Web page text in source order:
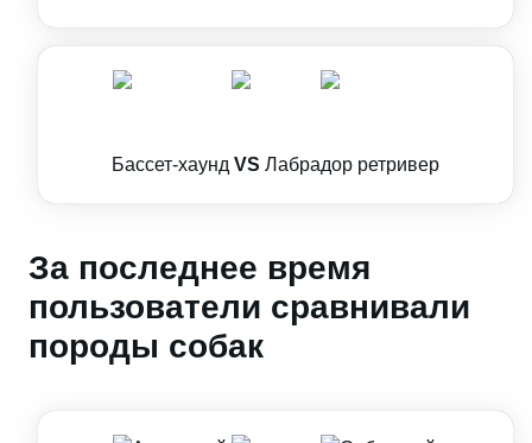
Бассет-хаунд VS Лабрадор ретривер
За последнее время
пользователи сравнивали
породы собак